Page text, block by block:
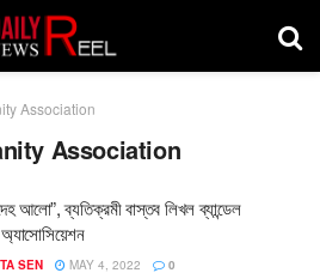
Association
Association
আলো”, ব্যতিক্রমী বাস্তব লিখল ব্যান্ডেল
অ্যাসোসিয়েশন
SEN MAY 4, 2022 0